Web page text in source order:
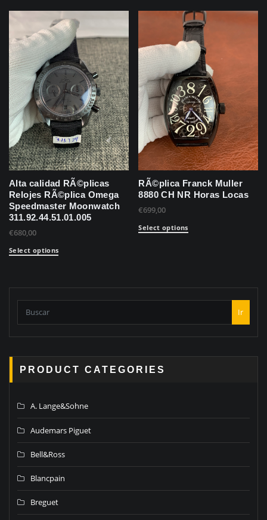
Alta calidad RÃ©plicas
Relojes RÃ©plica Omega
Speedmaster Moonwatch
311.92.44.51.01.005
€680,00
Select options
RÃ©plica Franck Muller
8880 CH NR Horas Locas
€699,00
Select options
Ir
PRODUCT CATEGORIES
A. Lange&Sohne
Audemars Piguet
Bell&Ross
Blancpain
Breguet